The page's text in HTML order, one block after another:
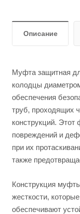
Описание
Муфта защитная
колодцы
обеспечения
труб, проходящих
конструкций.
повреждений и
при их
также
Конструкция
жесткости,
обеспечивают